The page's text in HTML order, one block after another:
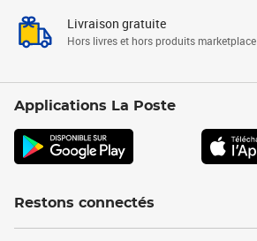
Livraison gratuite
Hors livres et hors produits marketplace
Applications La Poste
Restons connectés